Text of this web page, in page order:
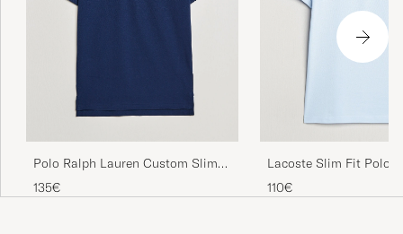
Polo Ralph Lauren Custom Slim
Fit Polo Newport Navy
135€
Lacoste Slim Fit Polo
110€